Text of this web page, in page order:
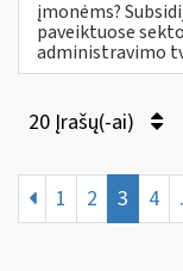
įmonėms?
paveiktuose
administravimo
20 Įrašų(-ai)
1 2 3 4